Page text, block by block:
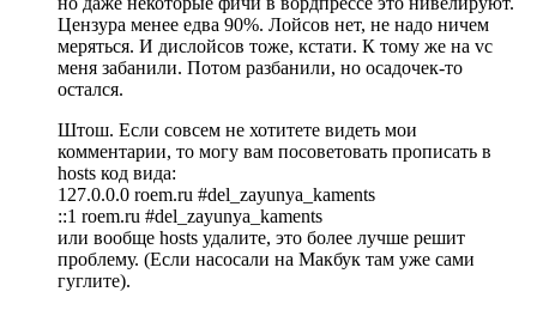
Цензура менее едва 90%. Лойсов нет, не надо ничем
меряться. И дислойсов тоже, кстати. К тому же на vc
меня забанили. Потом разбанили, но осадочек-то
остался.
Штош. Если совсем не хотитете видеть мои
комментарии, то могу вам посоветовать прописать в
hosts код вида:
127.0.0.0 roem.ru #del_zayunya_kaments
::1 roem.ru #del_zayunya_kaments
или вообще hosts удалите, это более лучше решит
проблему. (Если насосали на Макбук там уже сами
гуглите).